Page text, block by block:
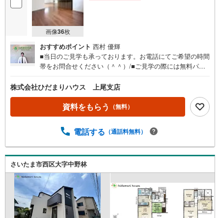
画像36枚
おすすめポイント 西村 優輝
■当日のご見学も承っております。お電話にてご希望の時間
帯をお問合せください（＾＾）/■ご見学の際には無料パン
がらご見学できます☆彡■ご来店いただく際は、お客様駐車
場が店舗敷地内にございますので、お気軽にお越しくださ
い♪■現地待ち合わせ～現地解散でのお問合せは、ご指定の
時間帯に当社スタッフが向かいます。■「今週の土日に見て
（＾＾）/当日にお待たせすることなくスムーズにご見学で
い。お電話にて直接お問合せいただいてもご予約できます
☆彡■住宅ローン相談も承っております■■大きな買い物だ
からこそ、一つひとつ納得しながらマイホーム探しを進め
ていけます。■銀行選びや金利のことも、十分理解した上で
ご選択できます☆彡■現在、車のローンやキャッシングなど
のお借り入れがあってもご相談ください。■低金利の今だか
らこそ、住宅ローン審査が緩やかな傾向にあります。
株式会社ひだまりハウス 上尾支店
資料をもらう （無料）
電話する （通話料無料）
さいたま市西区大字中野林